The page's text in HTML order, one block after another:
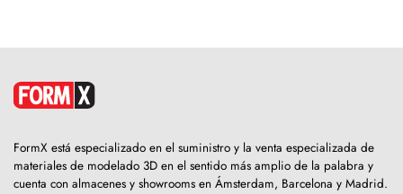
FormX está especializado en el suministro y la venta especializada de
materiales de modelado 3D en el sentido más amplio de la palabra y
cuenta con almacenes y showrooms en Ámsterdam, Barcelona y Madrid.